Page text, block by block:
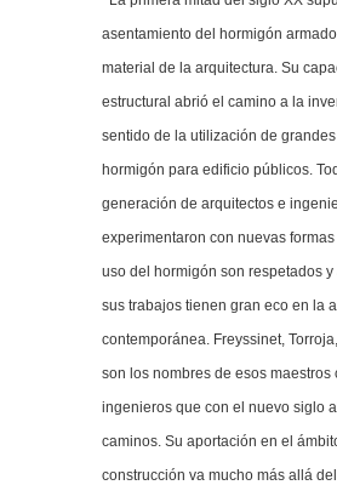
asentamiento del hormigón
material de la arquitectura. Su
estructural abrió el camino a la
sentido de la utilización de
hormigón para edificio públicos.
generación de arquitectos e
experimentaron con nuevas
uso del hormigón son respetados
sus trabajos tienen gran eco en la
contemporánea. Freyssinet,
son los nombres de esos maestros
ingenieros que con el nuevo siglo
caminos. Su aportación en el
construcción va mucho más allá